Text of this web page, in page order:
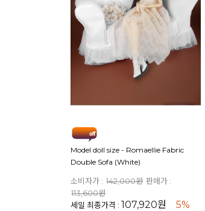
Model doll size - Romaellie Fabric
Double Sofa (White)
소비자가 : 142,000원 판매가 :
113,600원
세일 최종가격 : 107,920원 5%